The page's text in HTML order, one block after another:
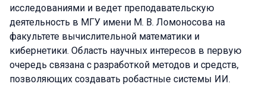
исследованиями и ведет преподавательскую
деятельность в МГУ имени М. В. Ломоносова на
факультете вычислительной математики и
кибернетики. Область научных интересов в первую
очередь связана с разработкой методов и средств,
позволяющих создавать робастные системы ИИ.